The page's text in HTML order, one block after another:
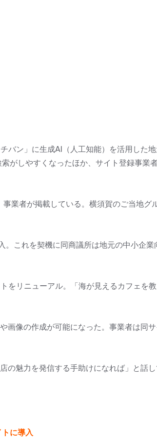
バン」に生成AI（人工知能）を活用した
がしやすくなったほか、サイト登録事業
業者が掲載している。横須賀のご当地グ
これを契機に同商議所は地元の中小企業
をリニューアル。「海が見えるカフェを
画像の作成が可能になった。事業者は同
の魅力を発信する手助けになれば」と話
に導入